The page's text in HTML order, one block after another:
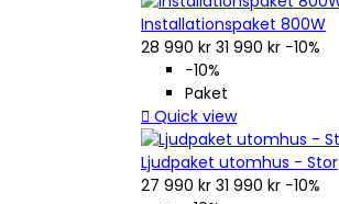
Installationspaket 800W
28 990 kr 31 990 kr −10%
−10%
Paket
 Quick view
Ljudpaket utomhus - Stor
27 990 kr 31 990 kr −10%